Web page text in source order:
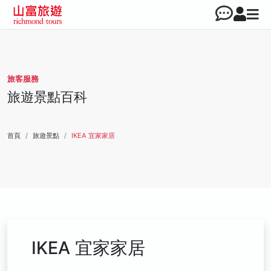
旅客服務
旅遊景點百科
首頁 旅遊景點 IKEA 宜家家居
IKEA 宜家家居